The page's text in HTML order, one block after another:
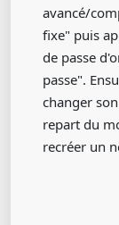
avancé/
fixe" puis
de passe
passe".
changer
repart du
recréer un